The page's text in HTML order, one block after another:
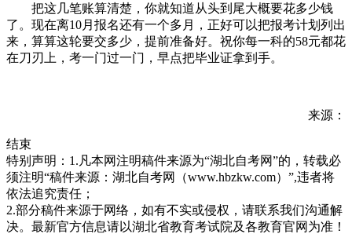
把这几笔账算清楚，你就知道从头到尾大概要花多少钱
了。现在离10月报名还有一个多月，正好可以把报考计划列出
来，算算这轮要交多少，提前准备好。祝你每一科的58元都花
在刀刃上，考一门过一门，早点把毕业证拿到手。
来源：
结束
特别声明：1.凡本网注明稿件来源为“湖北自考网”的，转载必
须注明“稿件来源：湖北自考网（www.hbzkw.com）”,违者将
依法追究责任；
2.部分稿件来源于网络，如有不实或侵权，请联系我们沟通解
决。最新官方信息请以湖北省教育考试院及各教育官网为准！